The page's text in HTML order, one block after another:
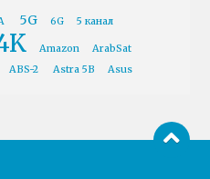
5G 6G 5 канал
Amazon
ArabSat
ABS-2 Astra 5B Asus